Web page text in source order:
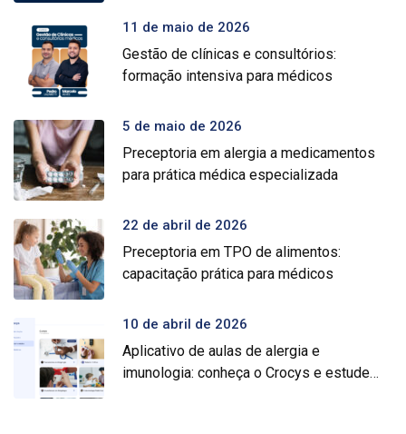
11 de maio de 2026
Gestão de clínicas e consultórios:
formação intensiva para médicos
5 de maio de 2026
Preceptoria em alergia a medicamentos
para prática médica especializada
22 de abril de 2026
Preceptoria em TPO de alimentos:
capacitação prática para médicos
10 de abril de 2026
Aplicativo de aulas de alergia e
imunologia: conheça o Crocys e estude